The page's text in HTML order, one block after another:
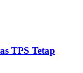
TPS Tetap